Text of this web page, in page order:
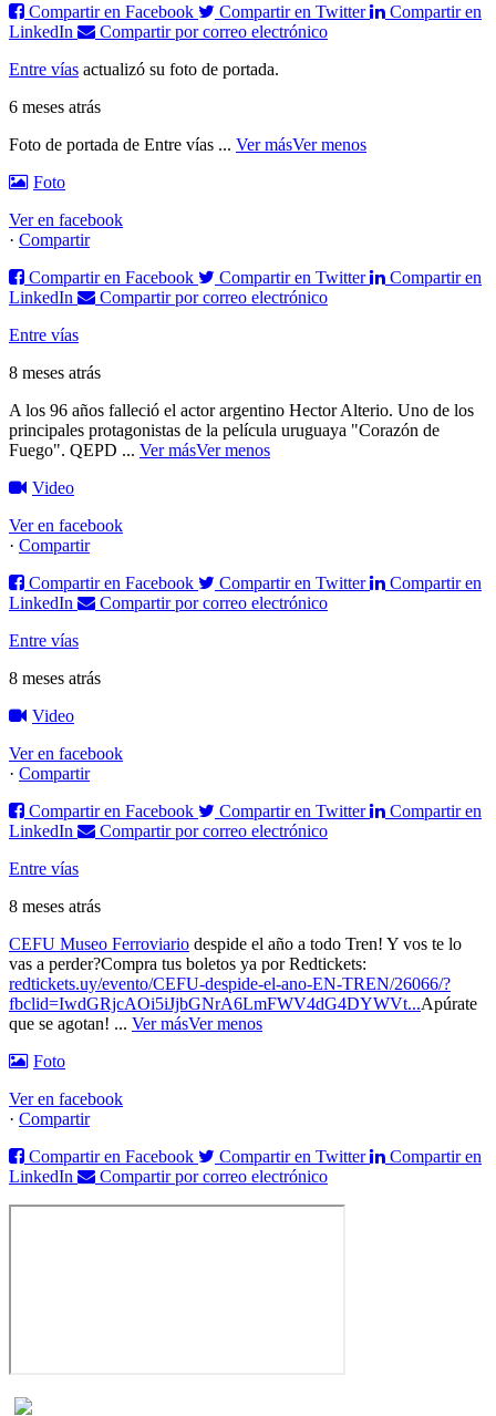
Compartir en Facebook Compartir en Twitter
Compartir en
LinkedIn
Compartir por correo electrónico
Entre vías actualizó su foto de portada.
6 meses atrás
Foto de portada de Entre vías ... Ver másVer menos
Foto
Ver en facebook
· Compartir
Compartir en Facebook
Compartir en Twitter
Compartir en
LinkedIn
Compartir por correo electrónico
Entre vías
8 meses atrás
A los 96 años falleció el actor argentino Hector Alterio. Uno de los
principales protagonistas de la película uruguaya "Corazón de
Fuego". QEPD ... Ver másVer menos
Video
Ver en facebook
· Compartir
Compartir en Facebook
Compartir en Twitter
Compartir en
LinkedIn
Compartir por correo electrónico
Entre vías
8 meses atrás
Video
Ver en facebook
· Compartir
Compartir en Facebook
Compartir en Twitter
Compartir en
LinkedIn
Compartir por correo electrónico
Entre vías
8 meses atrás
CEFU Museo Ferroviario despide el año a todo Tren! Y vos te lo
vas a perder?Compra tus boletos ya por Redtickets:
redtickets.uy/evento/CEFU-despide-el-ano-EN-TREN/26066/?
fbclid=IwdGRjcAOi5iJjbGNrA6LmFWV4dG4DYWVt...Apúrate
que se agotan! ... Ver másVer menos
Foto
Ver en facebook
· Compartir
Compartir en Facebook
Compartir en Twitter
Compartir en
LinkedIn
Compartir por correo electrónico